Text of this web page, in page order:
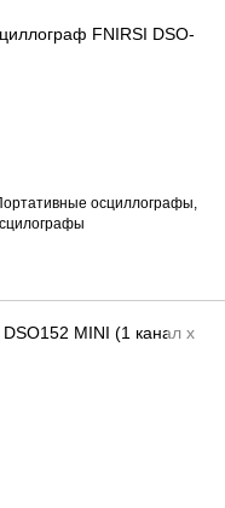
FNIRSI DSO-
осциллографы,